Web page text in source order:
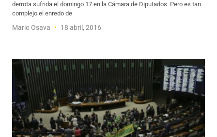
derrota sufrida el domingo 17 en la Cámara de Diputados. Pero es tan
complejo el enredo de
Mario Osava 18 abril, 2016